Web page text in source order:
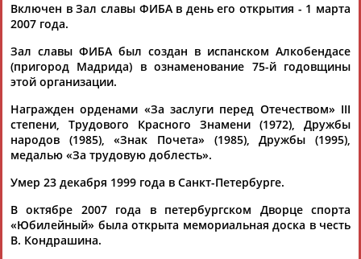
...в клубах, кафе и ресторанах. Великий баскетбольный
тренерВладимир
они были с...
(Проект:Информационное агентство СТАДИОН )
14.09.2021
...тренеров СССР - Александре Яковлевиче Гомельском и
Владимире ПетровичеКондрашине. В один из вечеров в...
...о последних, всегда на слуху Александр Гомельский и
Владимир Кондрашин. Вечное обсуждение - кто лучше. Не
(Проект:Информационное агентство СТАДИОН)
Сергей Тараканов избран в Зал славы ФИБА
...Шарунас Марчюленис, Арвидас Сабонис, Ульяна Семенова
Включен в Зал славы ФИБА в день его открытия - 1 марта
2007 года.
Зал славы ФИБА был создан в испанском Алкобендасе
(пригород Мадрида) в ознаменование 75-й годовщины
этой организации.
Награжден орденами «За заслуги перед Отечеством» III
степени, Трудового Красного Знамени (1972), Дружбы
народов (1985), «Знак Почета» (1985), Дружбы (1995),
медалью «За трудовую доблесть».
Умер 23 декабря 1999 года в Санкт-Петербурге.
В октябре 2007 года в петербургском Дворце спорта
«Юбилейный» была открыта мемориальная доска в честь
В. Кондрашина.